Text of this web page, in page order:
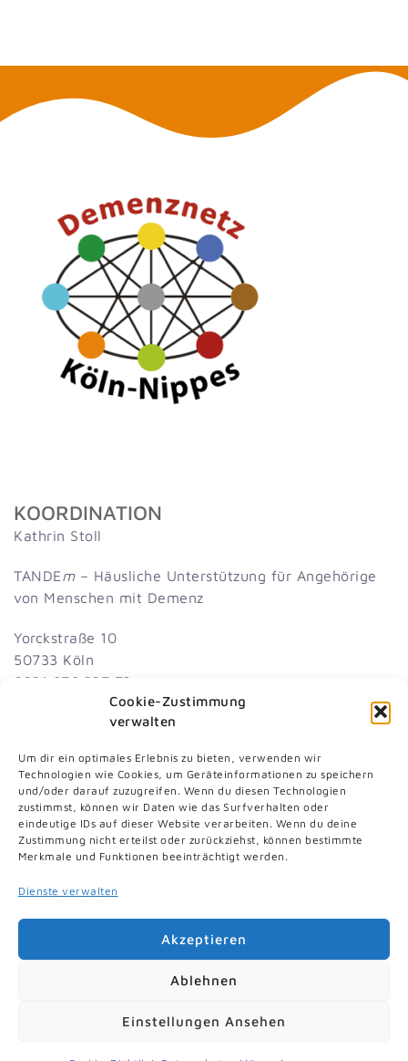
Cookie-Zustimmung
verwalten
Um dir ein optimales Erlebnis zu bieten, verwenden wir
Technologien wie Cookies, um Geräteinformationen zu speichern
und/oder darauf zuzugreifen. Wenn du diesen Technologien
zustimmst, können wir Daten wie das Surfverhalten oder
eindeutige IDs auf dieser Website verarbeiten. Wenn du deine
Zustimmung nicht erteilst oder zurückziehst, können bestimmte
Merkmale und Funktionen beeinträchtigt werden.
Dienste verwalten
Akzeptieren
Ablehnen
Einstellungen Ansehen
KOORDINATION
Kathrin Stoll
TANDE m– Häusliche Unterstützung für Angehörige
von Menschen mit Demenz
Yorckstraße 10
50733 Köln
0221 976 237 73
ed.nl
eok-e
inoka
© 2026 Demenznetz Nippes